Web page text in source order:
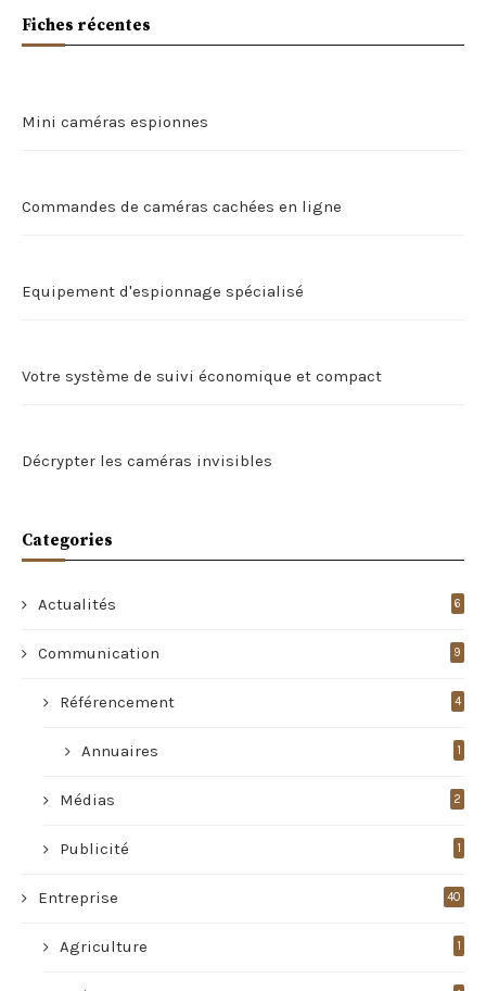
Fiches récentes
Mini caméras espionnes
Commandes de caméras cachées en ligne
Equipement d'espionnage spécialisé
Votre système de suivi économique et compact
Décrypter les caméras invisibles
Categories
Actualités 6
Communication 9
Référencement 4
Annuaires 1
Médias 2
Publicité 1
Entreprise 40
Agriculture 1